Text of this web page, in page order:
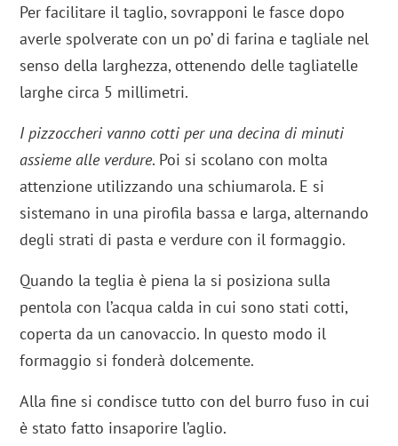
Per facilitare il taglio, sovrapponi le fasce dopo
averle spolverate con un po’ di farina e tagliale nel
senso della larghezza, ottenendo delle tagliatelle
larghe circa 5 millimetri.
I pizzoccheri vanno cotti per una decina di minuti
assieme alle verdure. Poi si scolano con molta
attenzione utilizzando una schiumarola. E si
sistemano in una pirofila bassa e larga, alternando
degli strati di pasta e verdure con il formaggio.
Quando la teglia è piena la si posiziona sulla
pentola con l’acqua calda in cui sono stati cotti,
coperta da un canovaccio. In questo modo il
formaggio si fonderà dolcemente.
Alla fine si condisce tutto con del burro fuso in cui
è stato fatto insaporire l’aglio.